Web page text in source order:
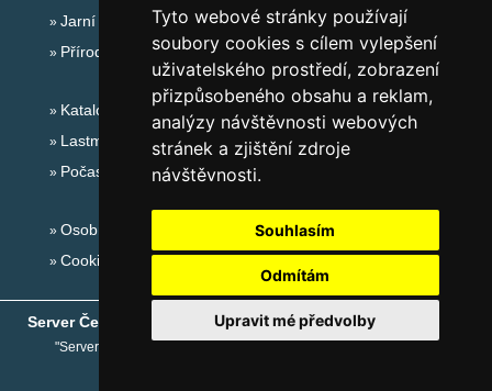
Tyto webové stránky používají
soubory cookies s cílem vylepšení
uživatelského prostředí, zobrazení
přizpůsobeného obsahu a reklam,
analýzy návštěvnosti webových
stránek a zjištění zdroje
návštěvnosti.
Souhlasím
Odmítám
Upravit mé předvolby
Jarní prázdniny 2027
Přírodní koupaliště
Katalog ubytování Krušné hory
Lastminute Krušné hory
Počasí na horách
Osobní údaje
Cookies
Server České hory ® - Copyright © 1999-2026 eProgress s.r.o.
"Server České hory" je registrovaná obchodní známka společnosti